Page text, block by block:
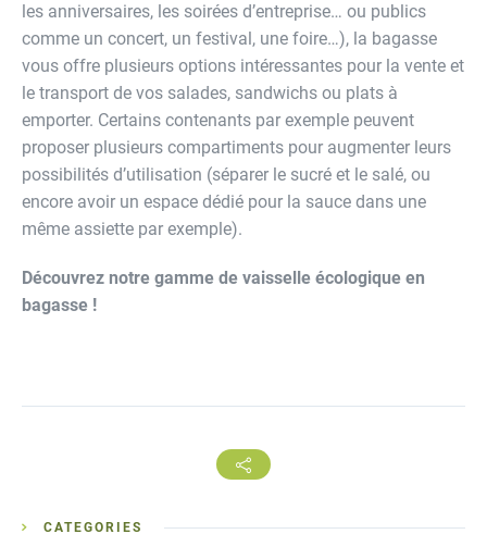
les anniversaires, les soirées d’entreprise… ou publics
comme un concert, un festival, une foire…), la bagasse
vous offre plusieurs options intéressantes pour la vente et
le transport de vos salades, sandwichs ou plats à
emporter. Certains contenants par exemple peuvent
proposer plusieurs compartiments pour augmenter leurs
possibilités d’utilisation (séparer le sucré et le salé, ou
encore avoir un espace dédié pour la sauce dans une
même assiette par exemple).
Découvrez notre gamme de vaisselle écologique en
bagasse !
CATEGORIES